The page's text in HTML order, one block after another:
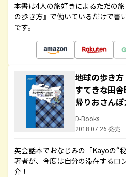
本書は4人の旅好きによるただの
の歩き方』で働いているだけで書
です。
地球の歩き
すてきな田
帰りおさん
D-Books
2018.07.26 発売
英会話本でおなじみの「Kayoの“
著者が、今度は自分の滞在するロ
介！